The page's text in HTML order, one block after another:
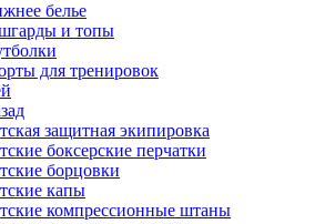
белье
и топы
для тренировок
защитная экипировка
боксерские перчатки
борцовки
капы
компрессионные штаны